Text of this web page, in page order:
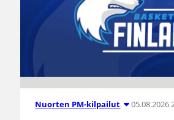
Nuorten PM-kilpailut 05.08.2026